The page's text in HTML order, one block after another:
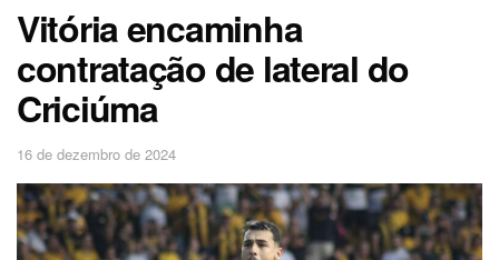
Vitória encaminha
contratação de lateral do
Criciúma
16 de dezembro de 2024